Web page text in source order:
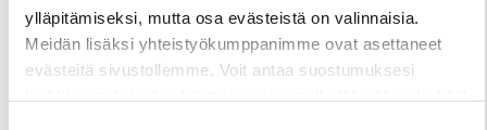
ylläpitämiseksi, mutta osa evästeistä on valinnaisia.
Meidän lisäksi yhteistyökumppanimme ovat asettaneet
evästeitä sivustollemme. Voit antaa suostumuksesi